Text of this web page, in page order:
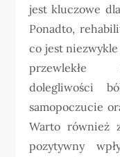
jest kluczowe
Ponadto,
co jest
przewlekłe
dolegliwości
samopoczucie
Warto również
pozytywny